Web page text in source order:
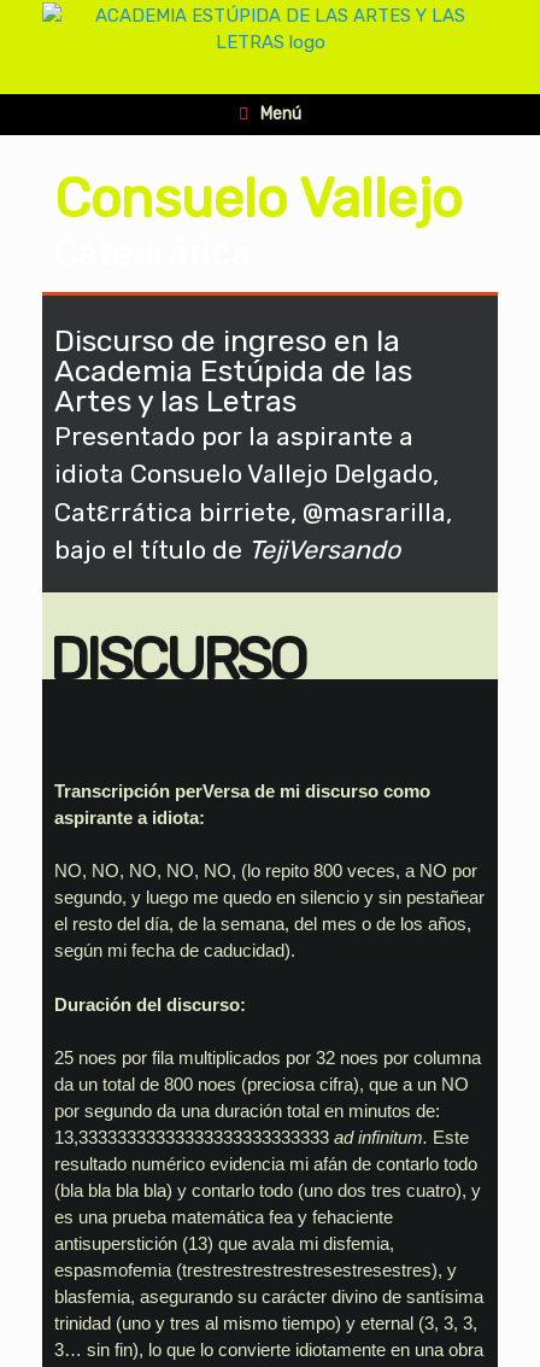
Menú
Consuelo Vallejo
Discurso de ingreso en la
Academia Estúpida de las
Artes y las Letras
Presentado por la aspirante a
idiota Consuelo Vallejo Delgado,
Catεrrática birriete, @masrarilla,
bajo el título de TejiVersando
DISCURSO
Transcripción perVersa de mi discurso como
aspirante a idiota:
NO, NO, NO, NO, NO, (lo repito 800 veces, a NO por
segundo, y luego me quedo en silencio y sin pestañear
el resto del día, de la semana, del mes o de los años,
según mi fecha de caducidad).
Duración del discurso:
25 noes por fila multiplicados por 32 noes por columna
da un total de 800 noes (preciosa cifra), que a un NO
por segundo da una duración total en minutos de:
13,33333333333333333333333333 ad infinitum. Este
resultado numérico evidencia mi afán de contarlo todo
(bla bla bla bla) y contarlo todo (uno dos tres cuatro), y
es una prueba matemática fea y fehaciente
antisuperstición (13) que avala mi disfemia,
espasmofemia (trestrestrestrestresestresestres), y
blasfemia, asegurando su carácter divino de santísima
trinidad (uno y tres al mismo tiempo) y eternal (3, 3, 3,
3… sin fin), lo que lo convierte idiotamente en una obra